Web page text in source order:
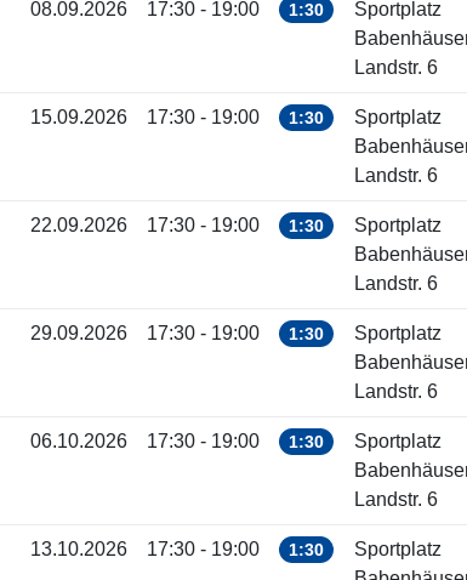
08.09.2026 17:30 - 19:00 1:30
Sportplatz
Landstr. 6
15.09.2026 17:30 - 19:00 1:30
Sportplatz
Landstr. 6
22.09.2026 17:30 - 19:00 1:30
Sportplatz
Landstr. 6
29.09.2026 17:30 - 19:00 1:30
Sportplatz
Landstr. 6
06.10.2026 17:30 - 19:00 1:30
Sportplatz
Landstr. 6
13.10.2026 17:30 - 19:00 1:30
Sportplatz